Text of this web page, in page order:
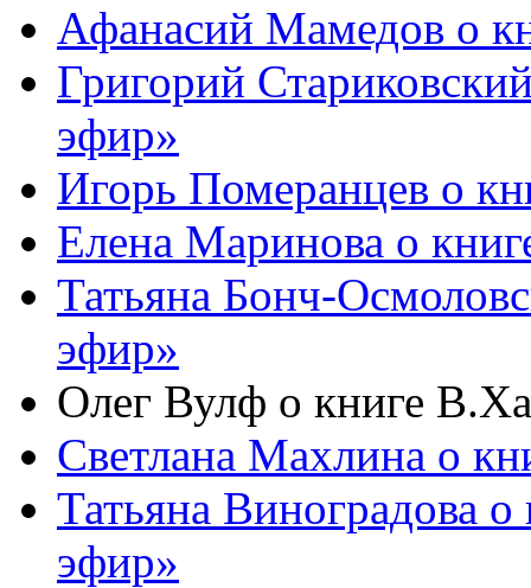
Афанасий Мамедов о
Григорий
эфир»
Игорь Померанцев о
Елена Маринова о
Татьяна Бонч-
эфир»
Олег Вулф о книге
Светлана Махлина о
Татьяна Виноградова
эфир»